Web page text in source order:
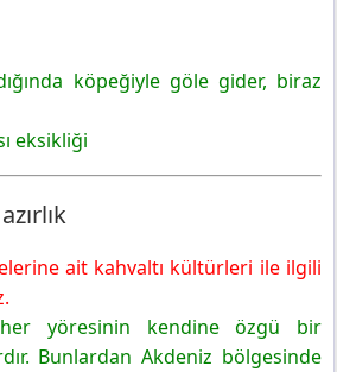
köpeğiyle göle gider, biraz
eksikliği
ait kahvaltı kültürleri ile ilgili
her yöresinin kendine özgü bir
Bunlardan Akdeniz bölgesinde